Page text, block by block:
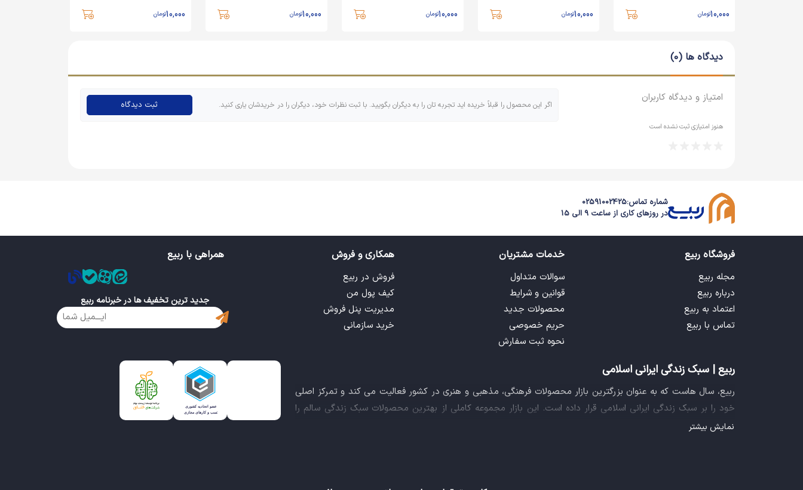
10,000تومان 10,000تومان 10,000تومان 10,000تومان 10,000تومان
دیدگاه ها (0)
امتیاز و دیدگاه کاربران
هنوز امتیازی ثبت نشده است
اگر این محصول را قبلاً خریده اید تجربه تان را به دیگران بگویید. با ثبت نظرات خود، دیگران را در خریدشان یاری کنید. ثبت دیدگاه
شماره تماس:02591002425
در روزهای کاری از ساعت 9 الی 15
فروشگاه ربیع
مجله ربیع
درباره ربیع
اعتماد به ربیع
تماس با ربیع
خدمات مشتریان
سوالات متداول
قوانین و شرایط
محصولات جدید
حریم خصوصی
نحوه ثبت سفارش
همکاری و فروش
فروش در ربیع
کیف پول من
مدیریت پنل فروش
خرید سازمانی
همراهی با ربیع
جدید ترین تخفیف ها در خبرنامه ربیع
ربیع | سبک زندگی ایرانی اسلامی
ربیع، سال هاست که به عنوان بزرگترین بازار محصولات فرهنگی، مذهبی و هنری در کشور فعالیت می کند و تمرکز اصلی
خود را بر سبک زندگی ایرانی اسلامی قرار داده است. این بازار مجموعه کاملی از بهترین محصولات سبک زندگی سالم را
فراهم آورده تا تمام نیازهای شما را برای خرید اینترنتی کالاهای فرهنگی، مذهبی و هنری برآورده نماید.
نمایش بیشتر